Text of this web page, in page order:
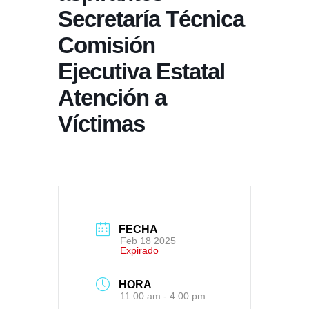
Secretaría Técnica
Comisión
Ejecutiva Estatal
Atención a
Víctimas
FECHA
Feb 18 2025
Expirado
HORA
11:00 am - 4:00 pm